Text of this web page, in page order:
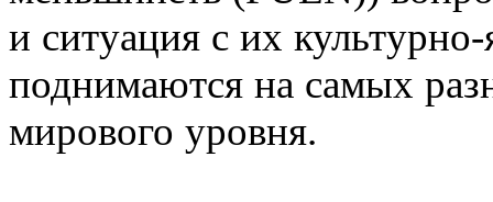
и ситуация с их
поднимаются на самых
мирового уровня.